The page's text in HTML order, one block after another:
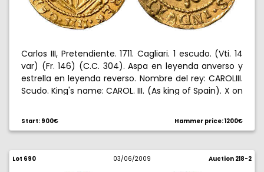
Carlos III, Pretendiente. 1711. Cagliari. 1 escudo. (Vti. 14
var) (Fr. 146) (C.C. 304). Aspa en leyenda anverso y
estrella en leyenda reverso. Nombre del rey: CAROLIII.
Scudo. King's name: CAROL. III. (As king of Spain). X on
Choice very fine/almost extremely fine. Escasa.
MBC+/EBC-.
Start: 900€ Hammer price: 1200€
Lot 690 03/06/2009 Auction 218-2